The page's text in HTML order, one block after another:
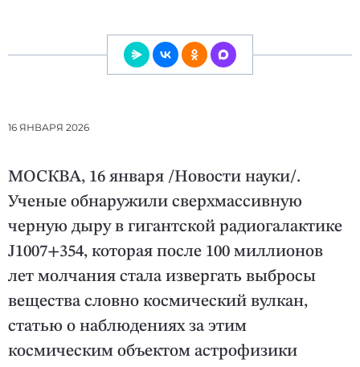
16 ЯНВАРЯ 2026
МОСКВА, 16 января /Новости науки/.
Ученые обнаружили сверхмассивную
черную дыру в гигантской радиогалактике
J1007+354, которая после 100 миллионов
лет молчания стала извергать выбросы
вещества словно космический вулкан,
статью о наблюдениях за этим
космическим объектом астрофизики